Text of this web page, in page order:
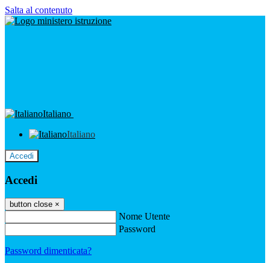
Salta al contenuto
Italiano
Italiano
Accedi
Accedi
button close ×
Nome Utente
Password
Password dimenticata?